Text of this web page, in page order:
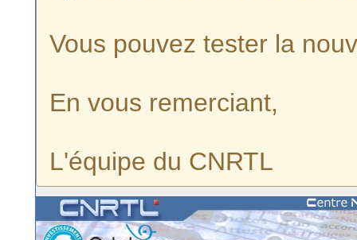
Vous pouvez tester la
En vous remerciant,
L'équipe du CNRTL